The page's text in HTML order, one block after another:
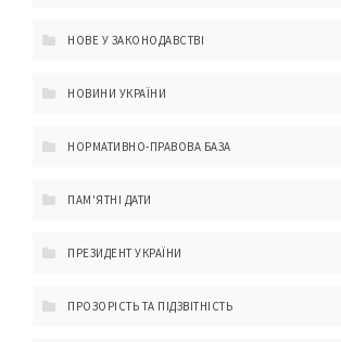
НОВЕ У ЗАКОНОДАВСТВІ
НОВИНИ УКРАЇНИ
НОРМАТИВНО-ПРАВОВА БАЗА
ПАМ'ЯТНІ ДАТИ
ПРЕЗИДЕНТ УКРАЇНИ
ПРОЗОРІСТЬ ТА ПІДЗВІТНІСТЬ